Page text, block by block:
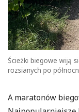
Ścieżki biegowe wiją
rozsianych po
A maratonów